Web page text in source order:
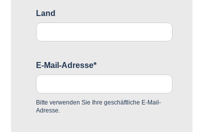
Land
E-Mail-Adresse*
Bitte verwenden Sie Ihre geschäftliche E-Mail-
Adresse.